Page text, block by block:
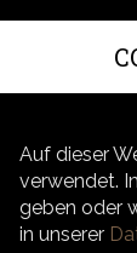
Auf dieser
verwendet.
geben oder
in unserer